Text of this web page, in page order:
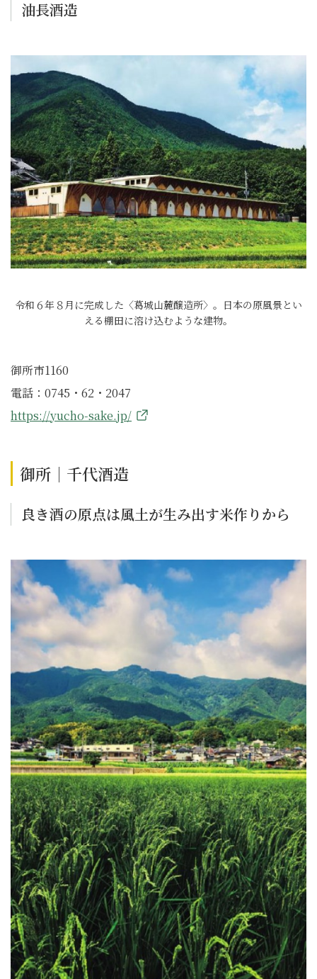
油長酒造
令和６年８月に完成した〈葛城山麓醸造所〉。日本の原風景とい
える棚田に溶け込むような建物。
御所市1160
電話：0745・62・2047
https://yucho-sake.jp/
御所｜千代酒造
良き酒の原点は風土が生み出す米作りから